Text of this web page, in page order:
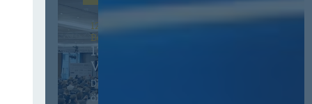
12. & 13. November 2026 in
Berlin
13. Deutscher
Vergabetag
Der Jahreskongress für
öffentliches